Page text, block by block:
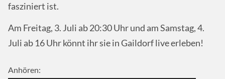
fasziniert ist.
Am Freitag, 3. Juli ab 20:30 Uhr und am Samstag, 4.
Juli ab 16 Uhr könnt ihr sie in Gaildorf live erleben!
Anhören: